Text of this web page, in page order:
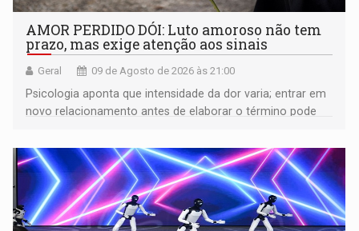
AMOR PERDIDO DÓI: Luto amoroso não tem
prazo, mas exige atenção aos sinais
Geral 09 de Agosto de 2026 às 21:00
Psicologia aponta que intensidade da dor varia; entrar em
novo relacionamento antes de elaborar o término pode